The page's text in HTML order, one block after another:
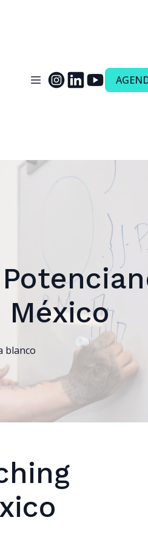
México
blanco